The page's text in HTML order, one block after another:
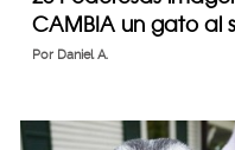
CAMBIA un gato al
Por Daniel A.